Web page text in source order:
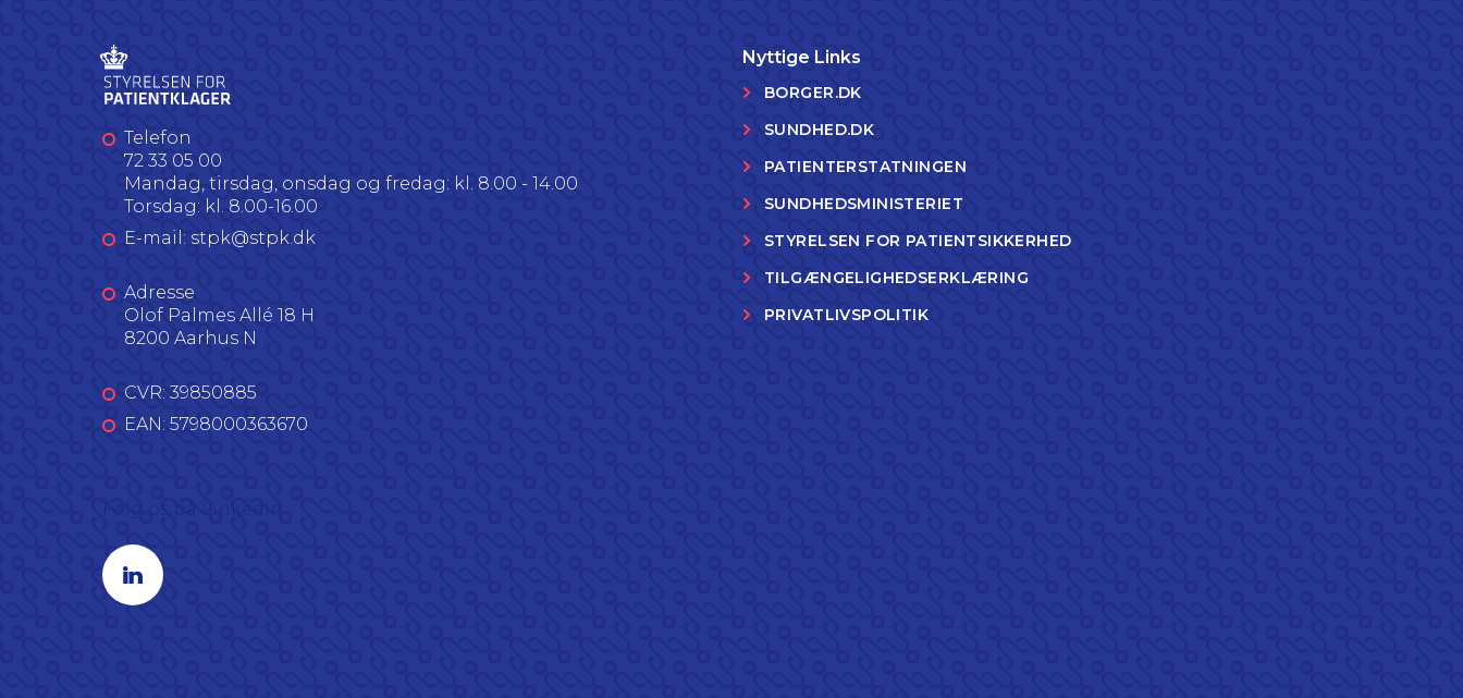
Telefon
72 33 05 00
Mandag, tirsdag, onsdag og fredag: kl. 8.00 - 14.00
Torsdag: kl. 8.00-16.00
E-mail: stpk@stpk.dk
Adresse
Olof Palmes Allé 18 H
8200 Aarhus N
CVR: 39850885
EAN: 5798000363670
Linkedin profil
Nyttige Links
BORGER.DK
SUNDHED.DK
PATIENTERSTATNINGEN
SUNDHEDSMINISTERIET
STYRELSEN FOR PATIENTSIKKERHED
TILGÆNGELIGHEDSERKLÆRING
PRIVATLIVSPOLITIK